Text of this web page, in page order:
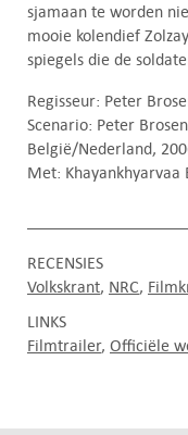
sjamaan te worden
mooie kolendief
spiegels die de
Regisseur: Peter
Scenario: Peter
België/Nederland,
Met: Khayankhyarvaa
RECENSIES
Volkskrant NRC
LINKS
Filmtrailer Officiële